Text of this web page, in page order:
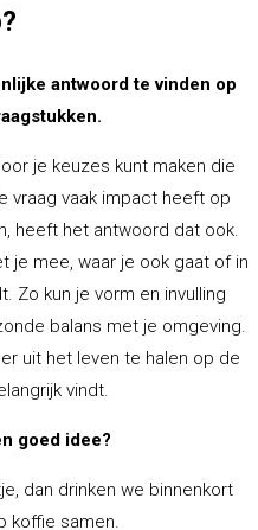
antwoord te vinden op
je keuzes kunt maken die
vraag vaak impact heeft op
heeft het antwoord dat ook.
je mee, waar je ook gaat of in
Zo kun je vorm en invulling
balans met je omgeving.
uit het leven te halen op de
vindt.
goed idee?
dan drinken we binnenkort
koffie samen.